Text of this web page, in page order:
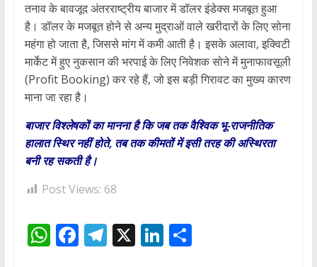
तनाव के बावजूद अंतरराष्ट्रीय बाजार में डॉलर इंडेक्स मजबूत हुआ
है। डॉलर के मजबूत होने से अन्य मुद्राओं वाले खरीदारों के लिए सोना
महंगा हो जाता है, जिससे मांग में कमी आती है। इसके अलावा, इक्विटी
मार्केट में हुए नुकसान की भरपाई के लिए निवेशक सोने में मुनाफावसूली
(Profit Booking) कर रहे हैं, जो इस बड़ी गिरावट का मुख्य कारण
माना जा रहा है।
बाजार विश्लेषकों का मानना है कि जब तक वैश्विक भू-राजनीतिक
हालात स्थिर नहीं होते, तब तक कीमतों में इसी तरह की अस्थिरता
बनी रह सकती है।
Post Views: 68
W F T X Li S